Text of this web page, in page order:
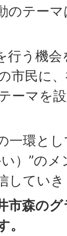
のテー
う機会
市民に
ーマを
一環と
）”の
してい
市森の